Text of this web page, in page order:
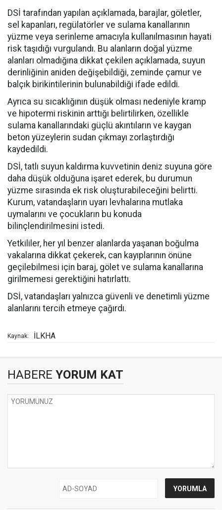
DSİ tarafından yapılan açıklamada, barajlar, göletler,
sel kapanları, regülatörler ve sulama kanallarının
yüzme veya serinleme amacıyla kullanılmasının hayati
risk taşıdığı vurgulandı. Bu alanların doğal yüzme
alanları olmadığına dikkat çekilen açıklamada, suyun
derinliğinin aniden değişebildiği, zeminde çamur ve
balçık birikintilerinin bulunabildiği ifade edildi.
Ayrıca su sıcaklığının düşük olması nedeniyle kramp
ve hipotermi riskinin arttığı belirtilirken, özellikle
sulama kanallarındaki güçlü akıntıların ve kaygan
beton yüzeylerin sudan çıkmayı zorlaştırdığı
kaydedildi.
DSİ, tatlı suyun kaldırma kuvvetinin deniz suyuna göre
daha düşük olduğuna işaret ederek, bu durumun
yüzme sırasında ek risk oluşturabileceğini belirtti.
Kurum, vatandaşların uyarı levhalarına mutlaka
uymalarını ve çocukların bu konuda
bilinçlendirilmesini istedi.
Yetkililer, her yıl benzer alanlarda yaşanan boğulma
vakalarına dikkat çekerek, can kayıplarının önüne
geçilebilmesi için baraj, gölet ve sulama kanallarına
girilmemesi gerektiğini hatırlattı.
DSİ, vatandaşları yalnızca güvenli ve denetimli yüzme
alanlarını tercih etmeye çağırdı.
Kaynak: İLKHA
HABERE YORUM KAT